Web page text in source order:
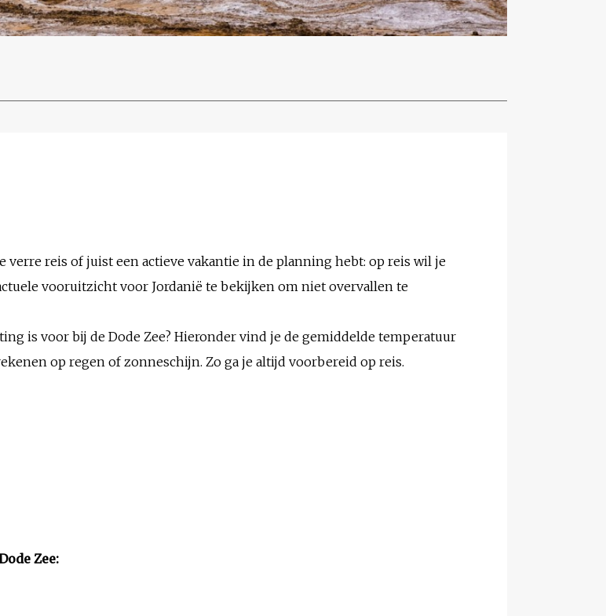
verre reis of juist een actieve vakantie in de planning hebt: op reis wil je
vooruitzicht voor Jordanië te bekijken om niet overvallen te
is voor bij de Dode Zee? Hieronder vind je de gemiddelde temperatuur
op regen of zonneschijn. Zo ga je altijd voorbereid op reis.
Zee: